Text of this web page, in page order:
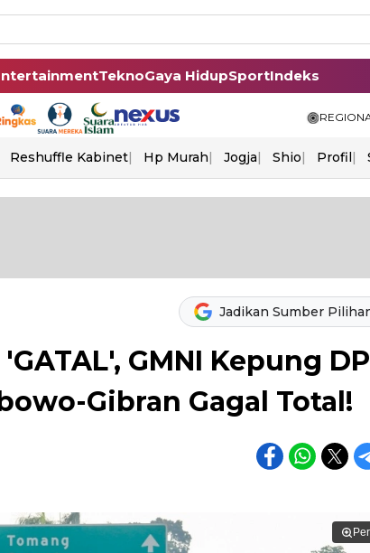
TeknoGaya HidupSportIndeks
Reshuffle Kabinet Hp Murah Jogja Shio Profil
Jadikan Sumber
GMNI Kepung
Gibran Gagal Total!